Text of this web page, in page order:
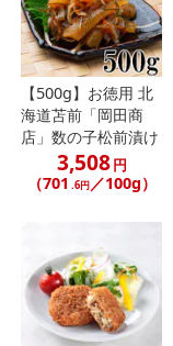
たん決済）、ソフトバ
Pay、Amazon
へ遷移します。
限日にお支払いを完
えでお申し込みくだ
の発送完了後、配送
ざいます。
【500g】お徳用 北
海道苫前「岡田商
店」数の子松前漬け
3,508円
（701 .6円／100g）